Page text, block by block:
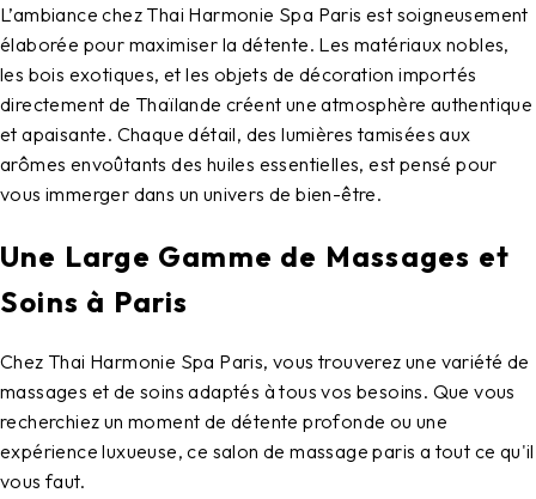
L’ambiance chez Thai Harmonie Spa Paris est soigneusement
élaborée pour maximiser la détente. Les matériaux nobles,
les bois exotiques, et les objets de décoration importés
directement de Thaïlande créent une atmosphère authentique
et apaisante. Chaque détail, des lumières tamisées aux
arômes envoûtants des huiles essentielles, est pensé pour
vous immerger dans un univers de bien-être.
Une Large Gamme de Massages et
Soins à Paris
Chez Thai Harmonie Spa Paris, vous trouverez une variété de
massages et de soins adaptés à tous vos besoins. Que vous
recherchiez un moment de détente profonde ou une
expérience luxueuse, ce salon de massage paris a tout ce qu'il
vous faut.